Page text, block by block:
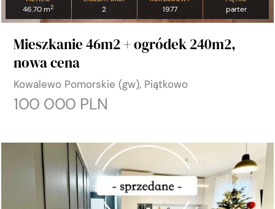
46.70 m2 2 1977 parter
Mieszkanie 46m2 + ogródek 240m2,
nowa cena
Kowalewo Pomorskie (gw), Piątkowo
100 000 PLN